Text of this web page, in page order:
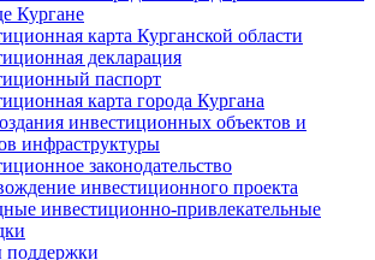
Кургане
карта Курганской области
декларация
паспорт
карта города Кургана
инвестиционных объектов и
инфраструктуры
законодательство
инвестиционного проекта
инвестиционно-привлекательные